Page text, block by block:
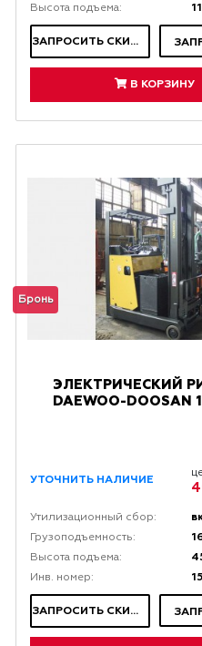
Высота подъема:
ЗАПРОСИТЬ СКИДКУ
В КОРЗИНУ
Бронь
ЭЛЕКТРИЧЕСКИЙ
DAEWOO-DOOSAN
УТОЧНИТЬ НАЛИЧИЕ
Утилизационный сбор:
Грузоподъемность:
Высота подъема:
Инв. номер:
ЗАПРОСИТЬ СКИДКУ